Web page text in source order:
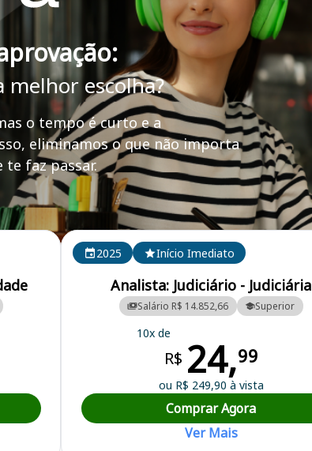
melhor escolha?
o tempo é curto e a
eliminamos o que não importa
faz passar.
Eleitoral do Tocantins
TO
2025 Início Imediato
Analista: Judiciário - Judiciária
Salário R$ 14.852,66 Superior
10x de
R$ 24,99
ou R$ 249,90 à vista
Comprar Agora
Ver Mais